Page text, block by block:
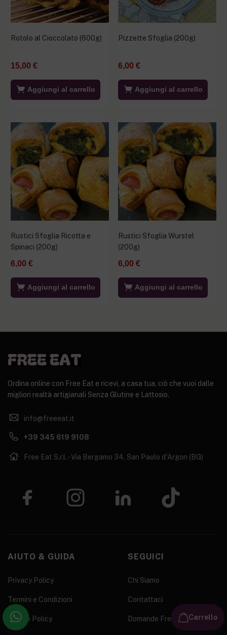
Carrello
Rotolo al Cioccolato (600g)
15,00 €
Aggiungi al carrello
Pizzette Sfoglia (200g)
6,00 €
Aggiungi al carrello
Rustici Sfoglia Ricotta e
Spinaci (200g)
6,00 €
Aggiungi al carrello
Rustici Sfoglia Wurstel
(200g)
6,00 €
Aggiungi al carrello
Ordina online con Free Eat e ricevi, a casa tua, ciò che vuoi dalle
migliori realtà artigianali Senza Glutine e Lattosio.
info@freeeat.it
+39 345 619 9108
Free Eat S.r.l. - Via Bergamo 34, San Paolo d'Argon (BG)
AIUTO & GUIDA
Privacy Policy
Termini e Condizioni
Cookie Policy
SEGUICI
Chi Siamo
Contattaci
Domande Frequenti